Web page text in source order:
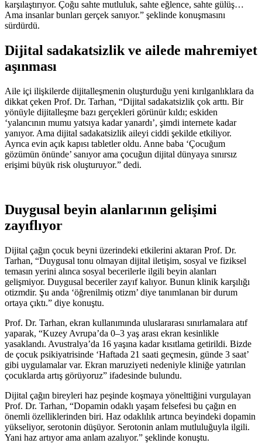
karşılaştırıyor. Çoğu sahte mutluluk, sahte eğlence, sahte gülüş…
Ama insanlar bunları gerçek sanıyor.” şeklinde konuşmasını
sürdürdü.
Dijital sadakatsizlik ve ailede mahremiyet
aşınması
Aile içi ilişkilerde dijitalleşmenin oluşturduğu yeni kırılganlıklara da
dikkat çeken Prof. Dr. Tarhan, “Dijital sadakatsizlik çok arttı. Bir
yönüyle dijitalleşme bazı gerçekleri görünür kıldı; eskiden
‘yalancının mumu yatsıya kadar yanardı’, şimdi internete kadar
yanıyor. Ama dijital sadakatsizlik aileyi ciddi şekilde etkiliyor.
Ayrıca evin açık kapısı tabletler oldu. Anne baba ‘Çocuğum
gözümün önünde’ sanıyor ama çocuğun dijital dünyaya sınırsız
erişimi büyük risk oluşturuyor.” dedi.
Duygusal beyin alanlarının gelişimi
zayıflıyor
Dijital çağın çocuk beyni üzerindeki etkilerini aktaran Prof. Dr.
Tarhan, “Duygusal tonu olmayan dijital iletişim, sosyal ve fiziksel
temasın yerini alınca sosyal becerilerle ilgili beyin alanları
gelişmiyor. Duygusal beceriler zayıf kalıyor. Bunun klinik karşılığı
otizmdir. Şu anda ‘öğrenilmiş otizm’ diye tanımlanan bir durum
ortaya çıktı.” diye konuştu.
Prof. Dr. Tarhan, ekran kullanımında uluslararası sınırlamalara atıf
yaparak, “Kuzey Avrupa’da 0–3 yaş arası ekran kesinlikle
yasaklandı. Avustralya’da 16 yaşına kadar kısıtlama getirildi. Bizde
de çocuk psikiyatrisinde ‘Haftada 21 saati geçmesin, günde 3 saat’
gibi uygulamalar var. Ekran maruziyeti nedeniyle kliniğe yatırılan
çocuklarda artış görüyoruz” ifadesinde bulundu.
Dijital çağın bireyleri haz peşinde koşmaya yönelttiğini vurgulayan
Prof. Dr. Tarhan, “Dopamin odaklı yaşam felsefesi bu çağın en
önemli özelliklerinden biri. Haz odaklılık artınca beyindeki dopamin
yükseliyor, serotonin düşüyor. Serotonin anlam mutluluğuyla ilgili.
Yani haz artıyor ama anlam azalıyor.” şeklinde konuştu.